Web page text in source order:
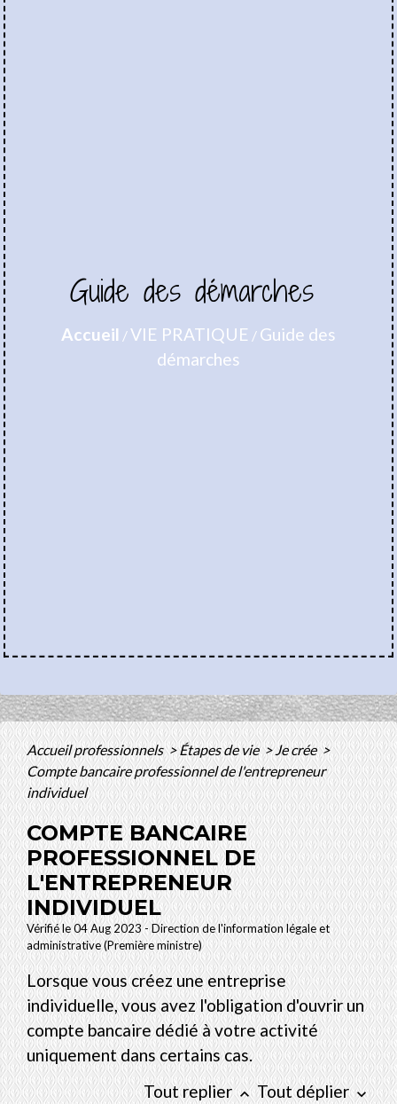
Guide des démarches
Accueil /VIE PRATIQUE / Guide des
démarches
Accueil professionnels>Étapes de vie > Je crée >
Compte bancaire professionnel de l'entrepreneur
individuel
COMPTE BANCAIRE
PROFESSIONNEL DE
L'ENTREPRENEUR
INDIVIDUEL
Vérifié le 04 Aug 2023 - Direction de l'information légale et
administrative (Première ministre)
Lorsque vous créez une entreprise
individuelle, vous avez l'obligation d'ouvrir un
compte bancaire dédié à votre activité
uniquement dans certains cas.
Tout replier keyboard_arrow_up Tout déplierkeyboard_arrow_down